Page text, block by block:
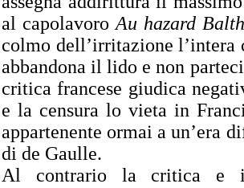
al capolavoro Au hazard
colmo dell’irritazione l’intera
abbandona il lido e non
critica francese giudica
e la censura lo vieta in
appartenente ormai a un’era
di de Gaulle.
Al contrario la critica e